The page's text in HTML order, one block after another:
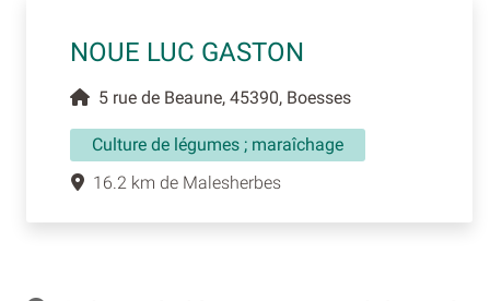
NOUE LUC GASTON
5 rue de Beaune, 45390, Boesses
Culture de légumes ; maraîchage
16.2 km de Malesherbes